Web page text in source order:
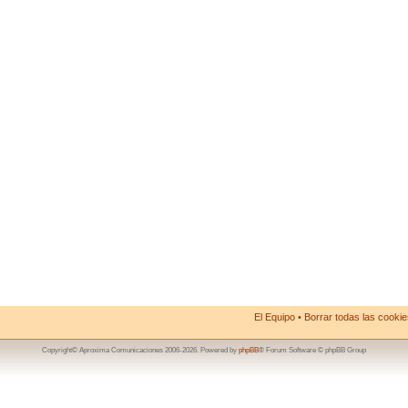
El Equipo • Borrar todas las
Copyright© Aproxima Comunicaciones 2006-2026. Powered by phpBB® Forum Software © phpBB Group